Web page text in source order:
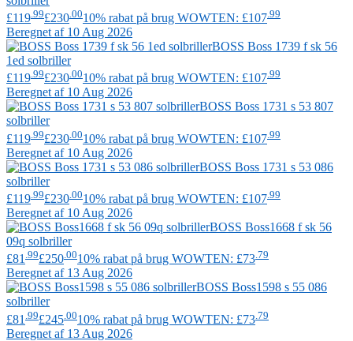
£119 .99£230 .0010% rabat på brug WOWTEN: £107 .99
Beregnet af 10 Aug 2026
BOSS Boss 1739 f sk 56
1ed solbriller
£119 .99£230 .0010% rabat på brug WOWTEN: £107 .99
Beregnet af 10 Aug 2026
BOSS Boss 1731 s 53 807
solbriller
£119 .99£230 .0010% rabat på brug WOWTEN: £107 .99
Beregnet af 10 Aug 2026
BOSS Boss 1731 s 53 086
solbriller
£119 .99£230 .0010% rabat på brug WOWTEN: £107 .99
Beregnet af 10 Aug 2026
BOSS Boss1668 f sk 56
09q solbriller
£81 .99£250 .0010% rabat på brug WOWTEN: £73 .79
Beregnet af 13 Aug 2026
BOSS Boss1598 s 55 086
solbriller
£81 .99£245 .0010% rabat på brug WOWTEN: £73 .79
Beregnet af 13 Aug 2026